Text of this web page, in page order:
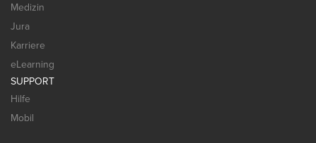
Medizin
Jura
Karriere
eLearning
SUPPORT
Hilfe
Mobil